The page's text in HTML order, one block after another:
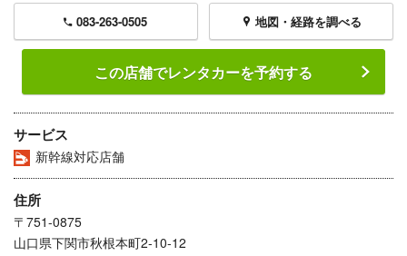
083-263-0505 地図・経路を調べる
この店舗でレンタカーを予約する
サービス
新幹線対応店舗
住所
〒751-0875
山口県下関市秋根本町2-10-12